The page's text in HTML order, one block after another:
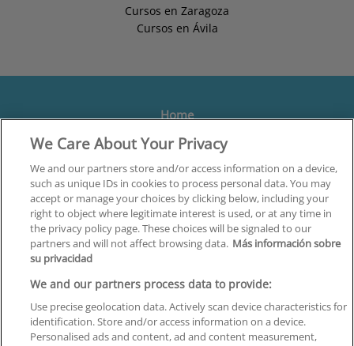
Cursos en Zaragoza
Cursos en Ávila
Home
Formación
Centros
Orientación
Quiénes somos
Contacta
Aviso Legal
Política de Privacidad
Política de Cookies
We Care About Your Privacy
We and our partners store and/or access information on a device,
such as unique IDs in cookies to process personal data. You may
accept or manage your choices by clicking below, including your
right to object where legitimate interest is used, or at any time in
the privacy policy page. These choices will be signaled to our
partners and will not affect browsing data. Más información sobre
su privacidad
We and our partners process data to provide:
Use precise geolocation data. Actively scan device characteristics for
identification. Store and/or access information on a device.
Personalised ads and content, ad and content measurement,